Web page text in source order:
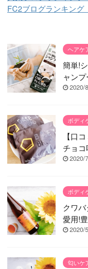
FC2ブログランキング
ヘアケ
簡単!
ャン
2020/
ボディ
【口
チョコ
2020/
ボディ
クワ
愛用!
2020/
匂いケ